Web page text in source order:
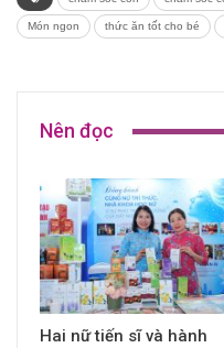
Món ngon thức ăn tốt cho bé
Nên đọc
Hai nữ tiến sĩ và hành